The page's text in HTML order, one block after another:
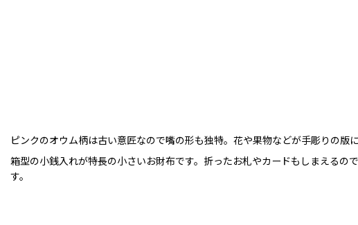
ピンクのオウム柄は古い意匠なので嘴の形も独特。花や果物などが手彫りの版
箱型の小銭入れが特長の小さいお財布です。折ったお札やカードもしまえるの
す。